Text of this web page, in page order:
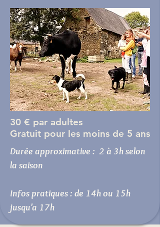
30 € par adultes
Gratuit pour les moins de 5 ans
Durée approximative : 2 à 3h selon
la saison
Infos pratiques : de 14h ou 15h
jusqu'a 17h